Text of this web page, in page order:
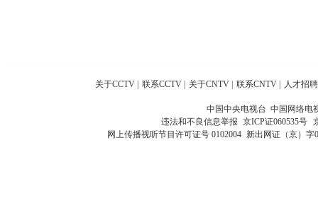
关于CCTV 联系CCTV 关于CNTV 联系CNTV 人才招聘
中国中央电视台 中国网络电
违法和不良信息举报 京ICP证060535号
网上传播视听节目许可证号 0102004 新出网证（京）